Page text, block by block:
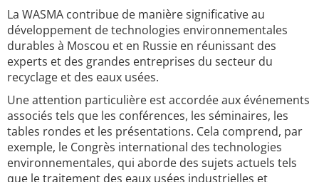
La WASMA contribue de manière significative au
développement de technologies environnementales
durables à Moscou et en Russie en réunissant des
experts et des grandes entreprises du secteur du
recyclage et des eaux usées.
Une attention particulière est accordée aux événements
associés tels que les conférences, les séminaires, les
tables rondes et les présentations. Cela comprend, par
exemple, le Congrès international des technologies
environnementales, qui aborde des sujets actuels tels
que le traitement des eaux usées industrielles et